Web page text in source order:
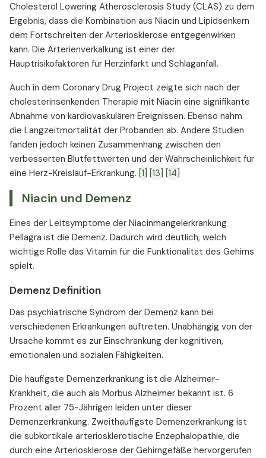
Cholesterol Lowering Atherosclerosis Study (CLAS) zu dem
Ergebnis, dass die Kombination aus Niacin und Lipidsenkern
dem Fortschreiten der Arteriosklerose entgegenwirken
kann. Die Arterienverkalkung ist einer der
Hauptrisikofaktoren für Herzinfarkt und Schlaganfall.
Auch in dem Coronary Drug Project zeigte sich nach der
cholesterinsenkenden Therapie mit Niacin eine signifikante
Abnahme von kardiovaskulären Ereignissen. Ebenso nahm
die Langzeitmortalität der Probanden ab. Andere Studien
fanden jedoch keinen Zusammenhang zwischen den
verbesserten Blutfettwerten und der Wahrscheinlichkeit für
eine Herz-Kreislauf-Erkrankung. [1] [13] [14]
Niacin und Demenz
Eines der Leitsymptome der Niacinmangelerkrankung
Pellagra ist die Demenz. Dadurch wird deutlich, welch
wichtige Rolle das Vitamin für die Funktionalität des Gehirns
spielt.
Demenz Definition
Das psychiatrische Syndrom der Demenz kann bei
verschiedenen Erkrankungen auftreten. Unabhängig von der
Ursache kommt es zur Einschränkung der kognitiven,
emotionalen und sozialen Fähigkeiten.
Die häufigste Demenzerkrankung ist die Alzheimer-
Krankheit, die auch als Morbus Alzheimer bekannt ist. 6
Prozent aller 75-Jährigen leiden unter dieser
Demenzerkrankung. Zweithäufigste Demenzerkrankung ist
die subkortikale arteriosklerotische Enzephalopathie, die
durch eine Arteriosklerose der Gehirngefäße hervorgerufen